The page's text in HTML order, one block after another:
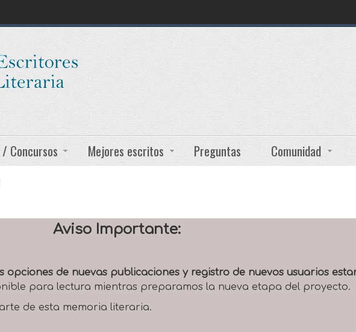
Concursos Mejores escritos Preguntas Comunidad
Aviso Importante:
opciones de nuevas publicaciones y registro de nuevos usuarios
para lectura mientras preparamos la nueva etapa del proyecto.
de esta memoria literaria.